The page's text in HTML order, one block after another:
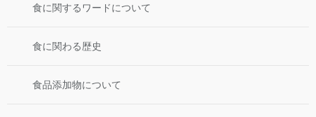
食に関するワードについて
食に関わる歴史
食品添加物について